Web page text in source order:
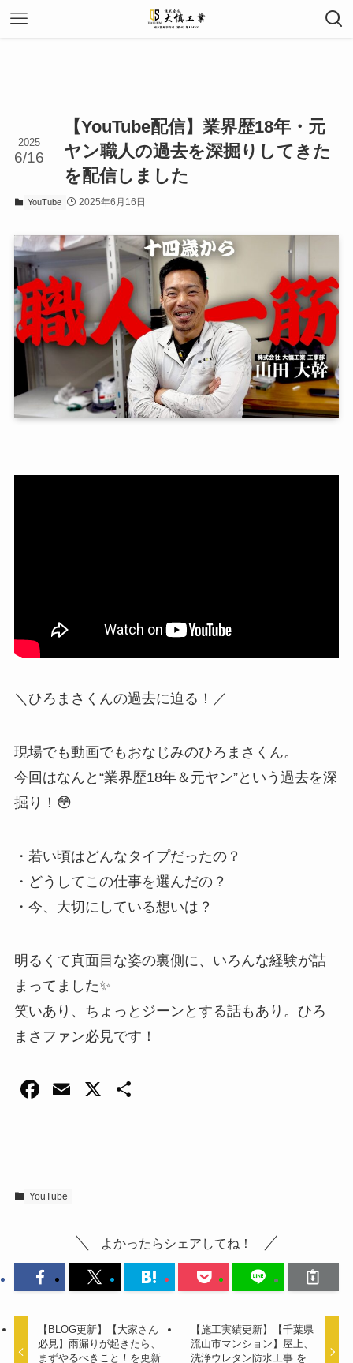
【YouTube配信】業界歴18年・元
ヤン職人の過去を深掘りしてきた
を配信しました
2025
6/16
YouTube 2025年6月16日
＼ひろまさくんの過去に迫る！／
現場でも動画でもおなじみのひろまさくん。
今回はなんと“業界歴18年＆元ヤン”という過去を深
掘り！😳
・若い頃はどんなタイプだったの？
・どうしてこの仕事を選んだの？
・今、大切にしている想いは？
明るくて真面目な姿の裏側に、いろんな経験が詰
まってました✨
笑いあり、ちょっとジーンとする話もあり。ひろ
まさファン必見です！
F
e
b
k
E
X
YouTube
よかったらシェアしてね！
【BLOG更新】【大家さん
必見】雨漏りが起きたら、
まずやるべきこと！を更新
【施工実績更新】【千葉県
流山市マンション】屋上、
洗浄ウレタン防水工事 を